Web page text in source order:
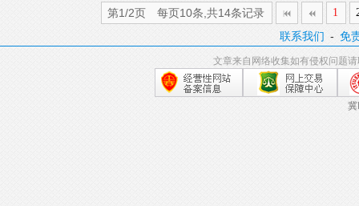
第1/2页 每页10条,共14条记录 1
联系我们 -免
文章来自网络收集如有侵权问题